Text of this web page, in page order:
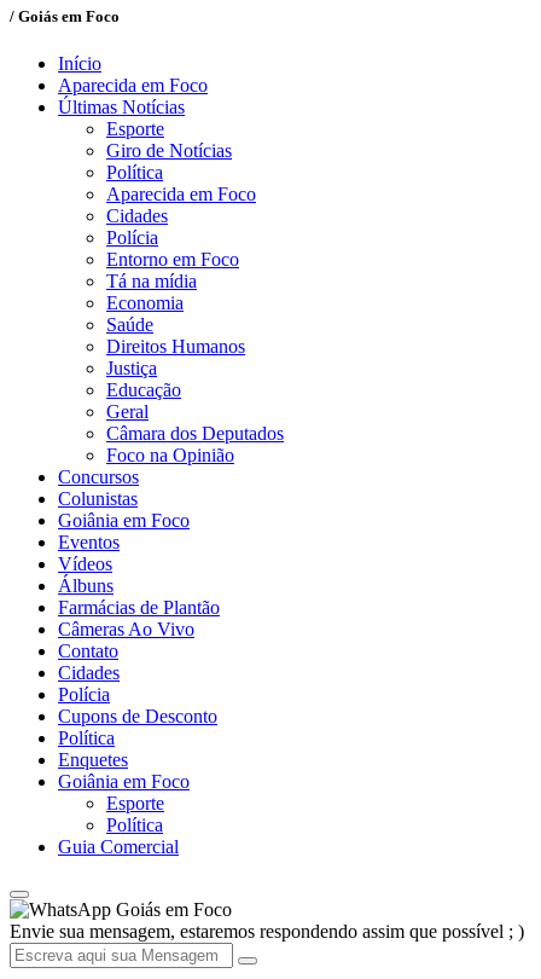
/ Goiás em Foco
Início
Aparecida em Foco
Últimas Notícias
Esporte
Giro de Notícias
Política
Aparecida em Foco
Cidades
Polícia
Entorno em Foco
Tá na mídia
Economia
Saúde
Direitos Humanos
Justiça
Educação
Geral
Câmara dos Deputados
Foco na Opinião
Concursos
Colunistas
Goiânia em Foco
Eventos
Vídeos
Álbuns
Farmácias de Plantão
Câmeras Ao Vivo
Contato
Cidades
Polícia
Cupons de Desconto
Política
Enquetes
Goiânia em Foco
Esporte
Política
Guia Comercial
Goiás em Foco
Envie sua mensagem, estaremos respondendo assim que possível ; )